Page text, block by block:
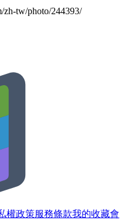
zh-tw/photo/244393/
權政策服務條款我的收藏會